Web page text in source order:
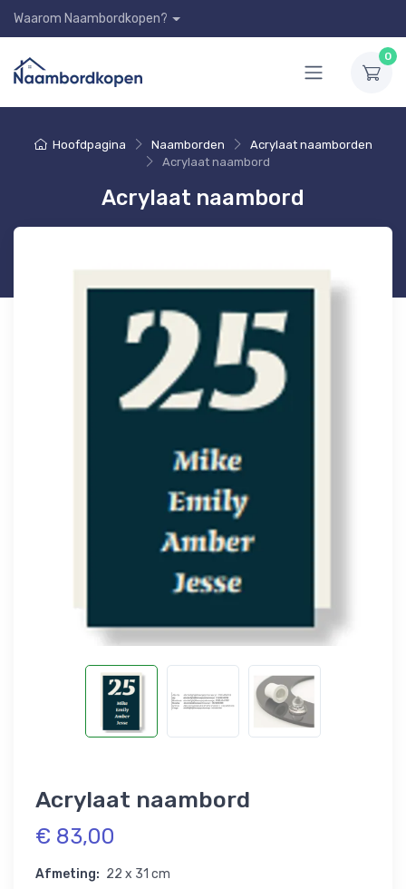
Waarom Naambordkopen?
0
Hoofdpagina Naamborden
Acrylaat naamborden
Acrylaat naambord
Acrylaat naambord
Acrylaat naambord
€ 83,00
Afmeting: 22 x 31 cm